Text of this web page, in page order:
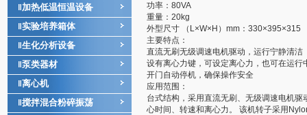
加热低温恒温设备
实验培养箱体
生化分析设备
泵类器材
离心机
搅拌混合粉碎振荡
功率：80VA
重量：20kg
外型尺寸 （L×W×H）mm：330×395×315
主要特点：
直流无刷无级调速电机驱动，运行宁静清洁
设有离心力键，可设定离心力，也可在运行
开门自动停机，确保操作安全
应用范围：
台式结构，采用直流无刷、无级调速电机
心时间、转速和离心力。 该机转子采用